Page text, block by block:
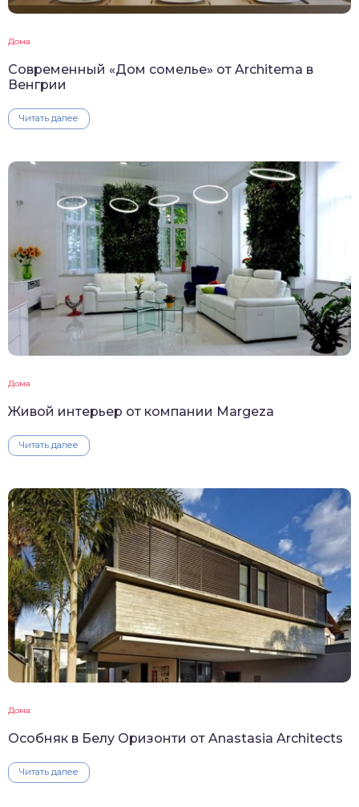
Дома
Современный «Дом сомелье» от Architema в
Венгрии
Читать далее
Дома
Живой интерьер от компании Margeza
Читать далее
Дома
Особняк в Белу Оризонти от Anastasia Architects
Читать далее